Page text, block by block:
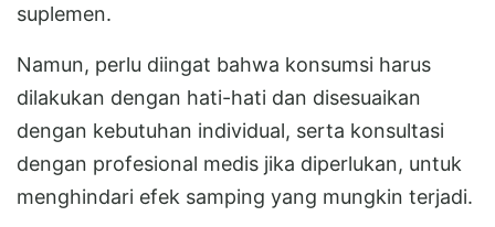
suplemen.
Namun, perlu diingat bahwa konsumsi harus
dilakukan dengan hati-hati dan disesuaikan
dengan kebutuhan individual, serta konsultasi
dengan profesional medis jika diperlukan, untuk
menghindari efek samping yang mungkin terjadi.